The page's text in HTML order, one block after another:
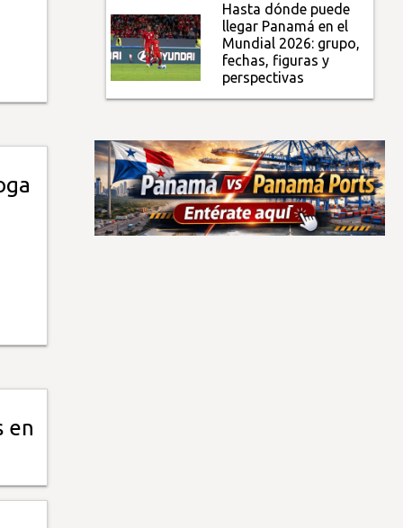
en
Hasta dónde puede
llegar Panamá en el
Mundial 2026: grupo,
fechas, figuras y
perspectivas